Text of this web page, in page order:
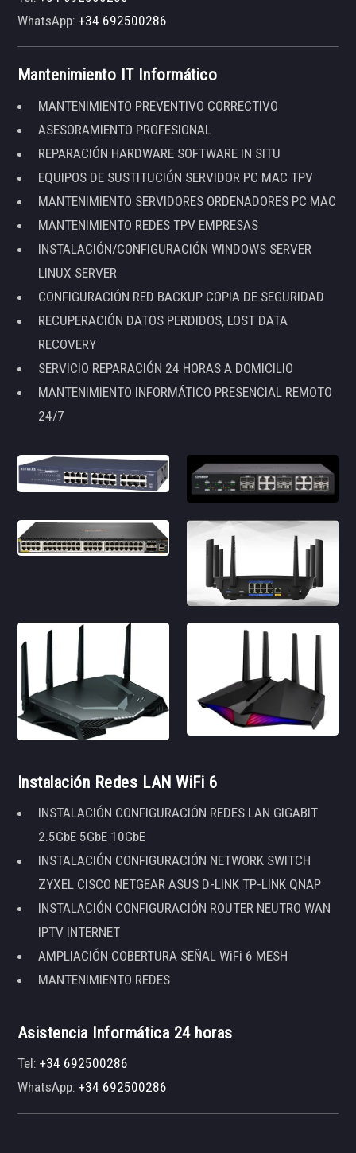
WhatsApp:+34 692500286
Mantenimiento IT Informático
MANTENIMIENTO PREVENTIVO CORRECTIVO
ASESORAMIENTO PROFESIONAL
REPARACIÓN HARDWARE SOFTWARE IN SITU
EQUIPOS DE SUSTITUCIÓN SERVIDOR PC MAC TPV
MANTENIMIENTO SERVIDORES ORDENADORES PC MAC
MANTENIMIENTO REDES TPV EMPRESAS
INSTALACIÓN/CONFIGURACIÓN WINDOWS SERVER
LINUX SERVER
CONFIGURACIÓN RED BACKUP COPIA DE SEGURIDAD
RECUPERACIÓN DATOS PERDIDOS, LOST DATA
RECOVERY
SERVICIO REPARACIÓN 24 HORAS A DOMICILIO
MANTENIMIENTO INFORMÁTICO PRESENCIAL REMOTO
24/7
Instalación Redes LAN WiFi 6
INSTALACIÓN CONFIGURACIÓN REDES LAN GIGABIT
2.5GbE 5GbE 10GbE
INSTALACIÓN CONFIGURACIÓN NETWORK SWITCH
ZYXEL CISCO NETGEAR ASUS D-LINK TP-LINK QNAP
INSTALACIÓN CONFIGURACIÓN ROUTER NEUTRO WAN
IPTV INTERNET
AMPLIACIÓN COBERTURA SEÑAL WiFi 6 MESH
MANTENIMIENTO REDES
Asistencia Informática 24 horas
Tel:+34 692500286
WhatsApp:+34 692500286